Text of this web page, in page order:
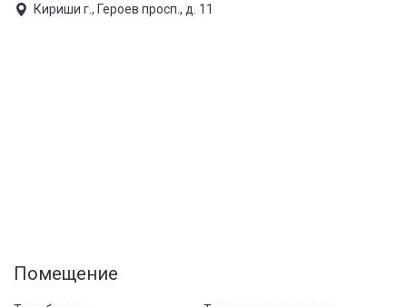
Кириши г., Героев просп., д. 11
Помещение